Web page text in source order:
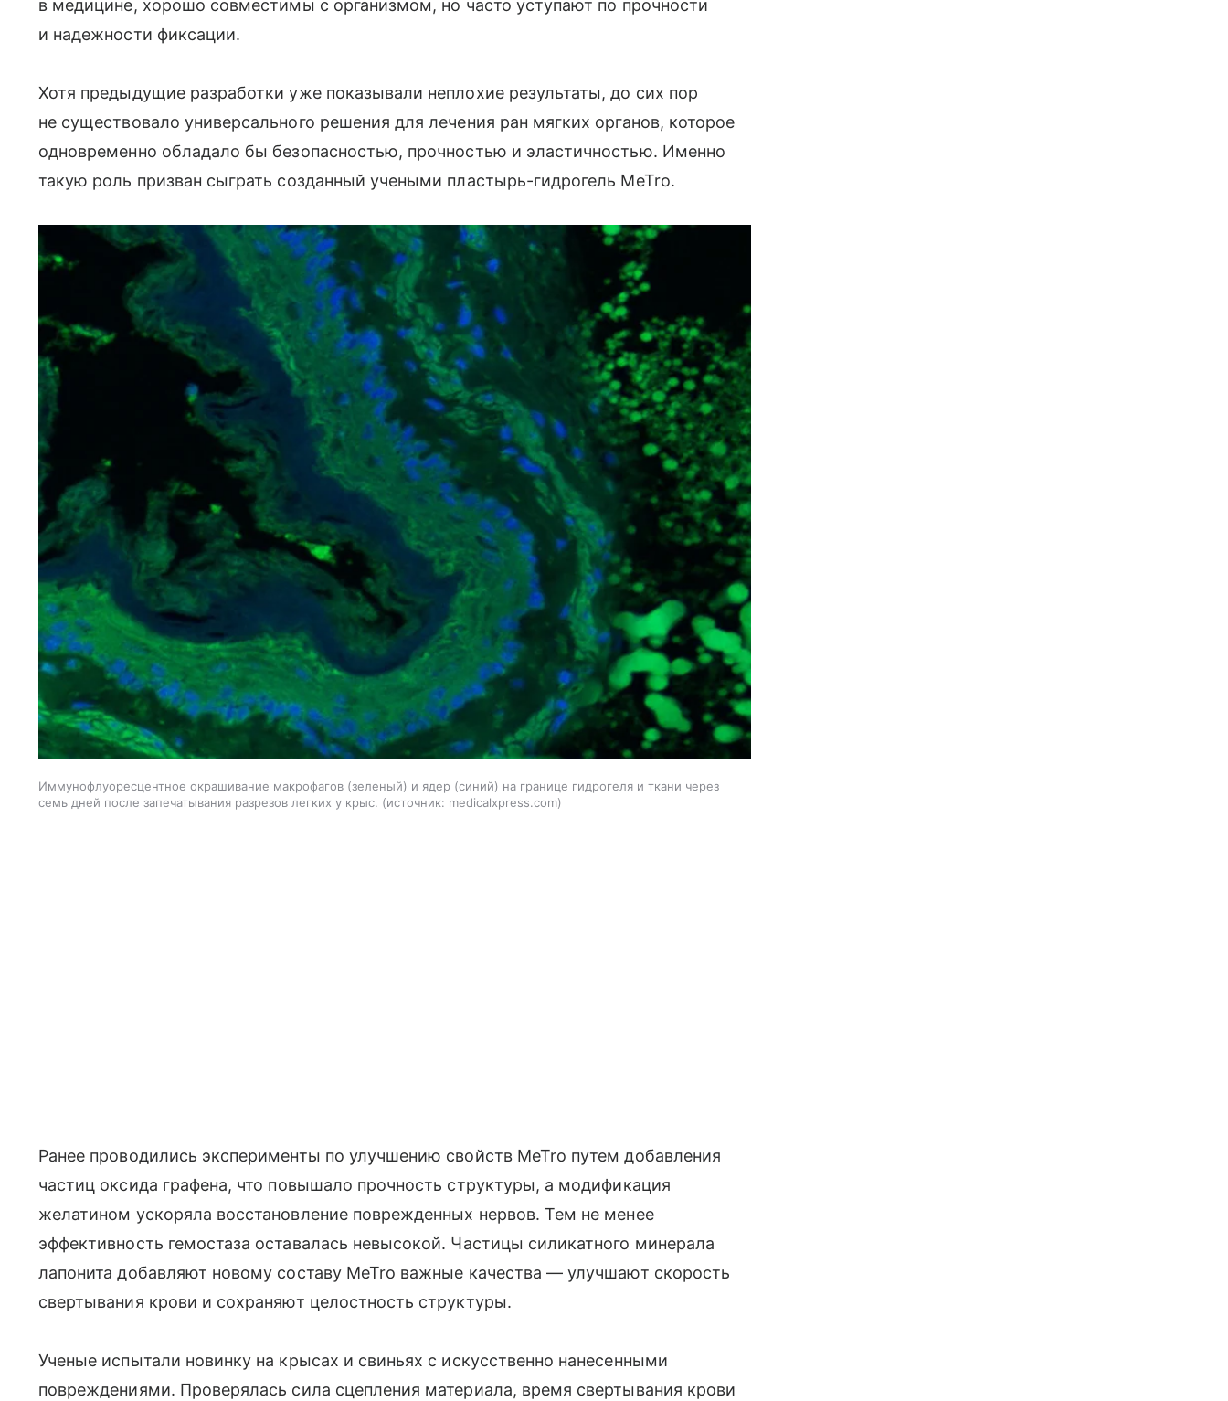
в медицине, хорошо совместимы с организмом, но часто уступают по прочности
и надежности фиксации.
Хотя предыдущие разработки уже показывали неплохие результаты, до сих пор
не существовало универсального решения для лечения ран мягких органов, которое
одновременно обладало бы безопасностью, прочностью и эластичностью. Именно
такую роль призван сыграть созданный учеными пластырь-гидрогель MeTro.
Иммунофлуоресцентное окрашивание макрофагов (зеленый) и ядер (синий) на границе гидрогеля и ткани через
семь дней после запечатывания разрезов легких у крыс.
источник: medicalxpress.com
Ранее проводились эксперименты по улучшению свойств MeTro путем добавления
частиц оксида графена, что повышало прочность структуры, а модификация
желатином ускоряла восстановление поврежденных нервов. Тем не менее
эффективность гемостаза оставалась невысокой. Частицы силикатного минерала
лапонита добавляют новому составу MeTro важные качества — улучшают скорость
свертывания крови и сохраняют целостность структуры.
Ученые испытали новинку на крысах и свиньях с искусственно нанесенными
повреждениями. Проверялась сила сцепления материала, время свертывания крови